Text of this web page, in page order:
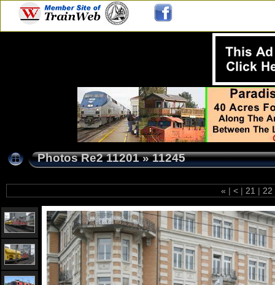
Photos Re2 11201»11245
« | < | 21 | 22